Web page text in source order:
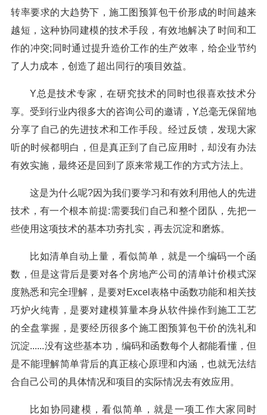
转率要求的大趋势下，施工图预算包干价形成的时间越来
越短，这种协同建模的技术手段，有效地解决了时间和工
作的冲突;同时通过提升造价工作的生产效率，给企业节约
了人力成本，创造了超出同行的项目效益。
Y总是技术专家，在研究技术的同时也很喜欢技术分
享。受到行业内很多大的咨询公司的邀请，Y总毫无保留地
分享了自己的先进技术和工作手段。经过反馈，发现大家
听的时候都明白，但是真正到了自己应用时，却没有办法
有效实施，最终还是回到了原来常规工作的方式方法上。
这是为什么呢?因为我们要学习和有效利用他人的先进
技术，有一个根本前提:需要我们自己和整个团队，先把一
些使用这项技术的基本功夯扎实，再去沉淀和磨炼。
比如清单自动上量，看似简单，就是一个编码一个函
数，但是这背后是要对各个房地产公司的清单计价模式深
度熟悉和完全理解，是要对Excel表格中函数功能和相关技
巧炉火纯青，是要对建模算量本身从软件操作到施工工艺
的全盘掌握，是要经历很多个施工图预算包干价的洗礼和
沉淀......没有这些基本功，编码和函数每个人都能看懂，但
是不能理解简单背后的真正核心原理和内涵，也就无法结
合自己公司的具体情况和项目的实际情况去有效应用。
比如协同建模，看似简单，就是一项工作大家同时